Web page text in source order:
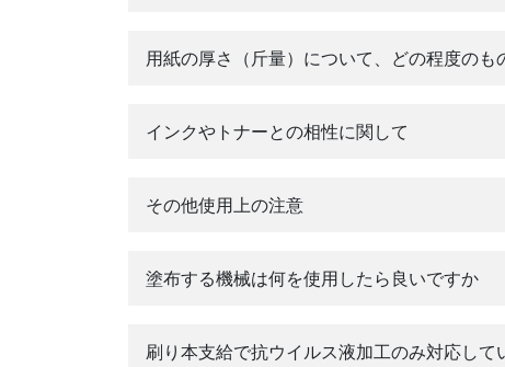
用紙の厚さ（斤量）について、どの程度のも
インクやトナーとの相性に関して
その他使用上の注意
塗布する機械は何を使用したら良いですか
刷り本支給で抗ウイルス液加工のみ対応して